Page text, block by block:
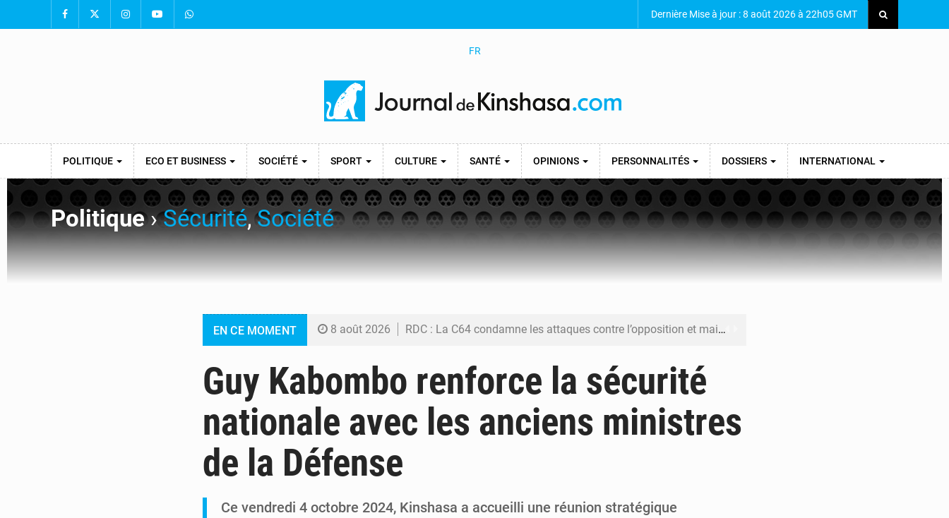
Dernière Mise à jour : 8 août 2026 à 22h05 GMT
FR
POLITIQUE ECO ET BUSINESS SOCIÉTÉ SPORT CULTURE SANTÉ OPINIONS PERSONNALITÉS DOSSIERS INTERNATIONAL
Politique›Sécurité,Société
EN CE MOMENT 8 août 2026 RDC : La C64 condamne les attaques contre l’opposition et maintient la date butoir du 15 août pour la suite des manifestations
7 août 2026 Fiscalité numérique : Seules les startups bénéficient de l’exonération, mais l’arrêté interministériel reste en vigueur (Mise au point)
7 août 2026 RDC : Kinshasa annonce des analyses croisées après des allégations sur des traces d’uranium dans le cobalt exporté
6 août 2026
Guy Kabombo renforce la sécurité
nationale avec les anciens ministres
de la Défense
Ce vendredi 4 octobre 2024, Kinshasa a accueilli une réunion stratégique